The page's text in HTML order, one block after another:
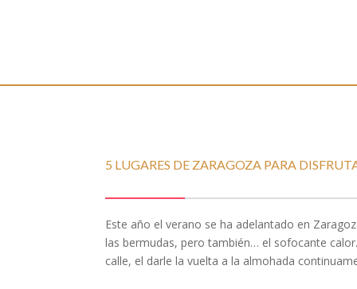
5 LUGARES DE ZARAGOZA PARA
Este año el verano se ha adelantado en
las bermudas, pero también… el sofocante
calle, el darle la vuelta a la almohada